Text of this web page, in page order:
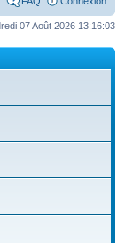
07 Août 2026 13:16:03